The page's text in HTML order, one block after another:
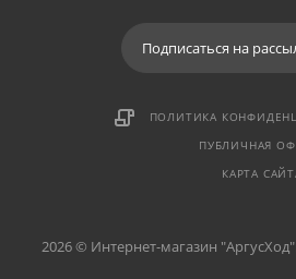
Подписаться на
ПОЛИТИКА
ПУБЛИЧНАЯ
КАРТА
2026 © Интернет-магазин